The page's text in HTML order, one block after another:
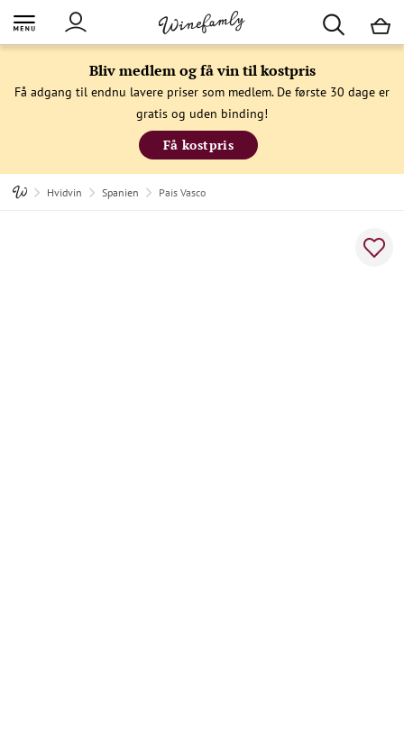
Bliv medlem og få vin til kostpris
Få adgang til endnu lavere priser som medlem. De første 30 dage er
gratis og uden binding!
Få kostpris
Hvidvin Spanien Pais Vasco